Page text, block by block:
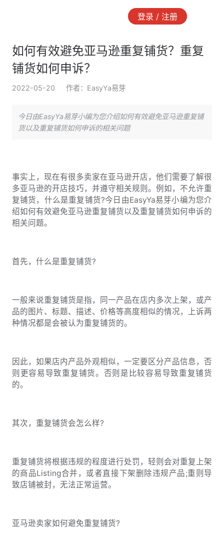
登录 / 注册
如何有效避免亚马逊重复铺货？重复
铺货如何申诉？
2022-05-20 作者：EasyYa易芽
今日由EasyYa易芽小编为您介绍如何有效避免亚马逊重复铺
货以及重复铺货如何申诉的相关问题
事实上，现在有很多卖家在亚马逊开店，他们需要了解很
多亚马逊的开店技巧，并遵守相关规则。例如，不允许重
复铺货，什么是重复铺货?今日由EasyYa易芽小编为您介
绍如何有效避免亚马逊重复铺货以及重复铺货如何申诉的
相关问题。
首先，什么是重复铺货?
一般来说重复铺货是指，同一产品在店内多次上架，或产
品的图片、标题、描述、价格等高度相似的情况，上诉两
种情况都是会被认为重复铺货的。
因此，如果店内产品外观相似，一定要区分产品信息，否
则更容易导致重复铺货。否则是比较容易导致重复铺货
的。
其次，重复铺货会怎么样?
重复铺货将根据违规的程度进行处罚，轻则会对重复上架
的商品Listing合并，或者直接下架删除违规产品;重则导
致店铺被封，无法正常运营。
亚马逊卖家如何避免重复铺货?